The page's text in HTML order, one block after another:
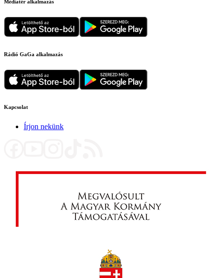
Médiatér alkalmazás
Rádió GaGa alkalmazás
Kapcsolat
Írjon nekünk